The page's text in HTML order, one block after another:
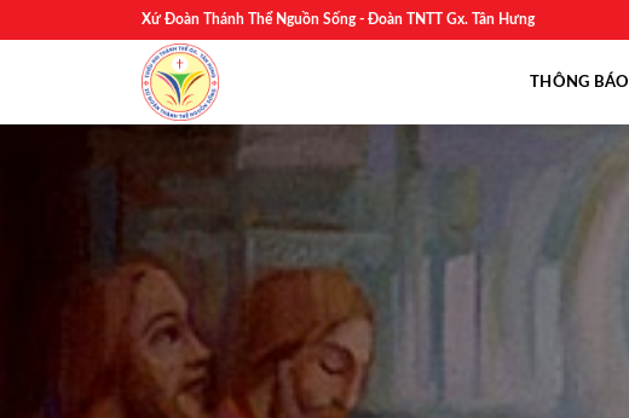
to
Xứ Đoàn Thánh Thể Nguồn Sống - Đoàn TNTT Gx. Tân Hưng
THÔNG BÁO